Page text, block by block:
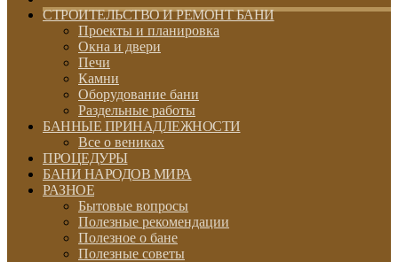
СТРОИТЕЛЬСТВО И РЕМОНТ БАНИ
Проекты и планировка
Окна и двери
Печи
Камни
Оборудование бани
Раздельные работы
БАННЫЕ ПРИНАДЛЕЖНОСТИ
Все о вениках
ПРОЦЕДУРЫ
БАНИ НАРОДОВ МИРА
РАЗНОЕ
Бытовые вопросы
Полезные рекомендации
Полезное о бане
Полезные советы